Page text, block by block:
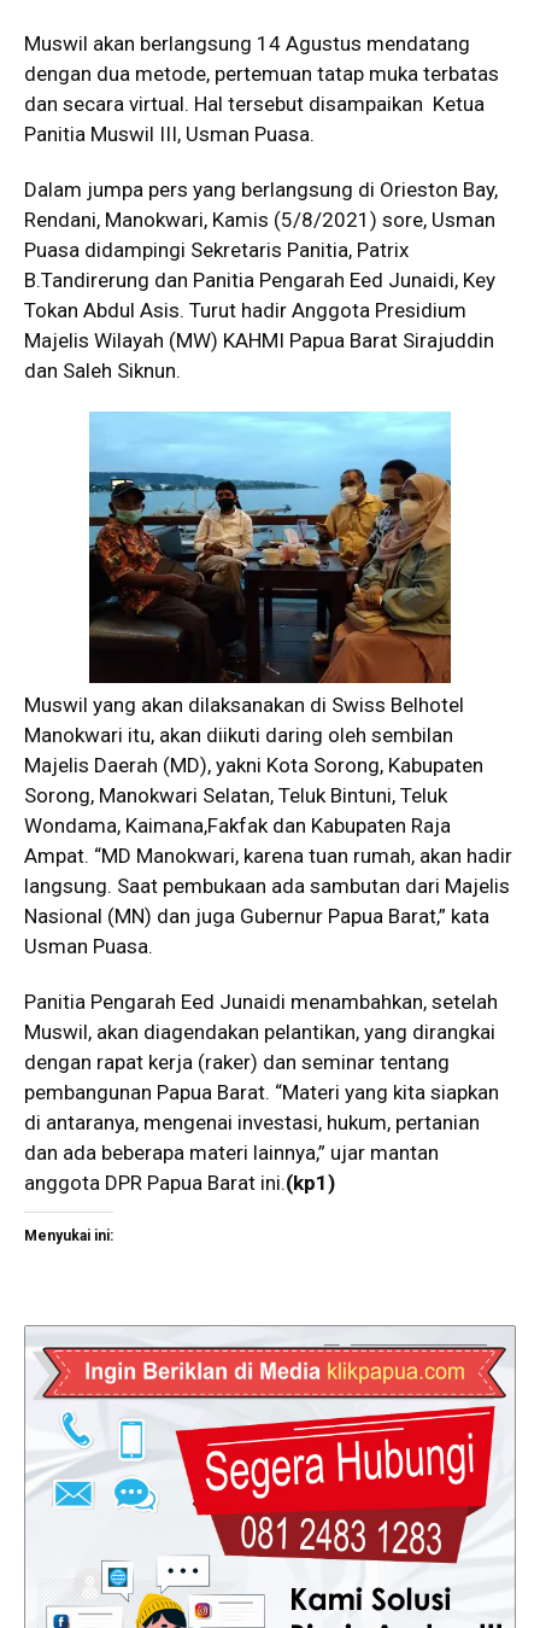
Muswil akan berlangsung 14 Agustus mendatang
dengan dua metode, pertemuan tatap muka terbatas
dan secara virtual. Hal tersebut disampaikan Ketua
Panitia Muswil III, Usman Puasa.
Dalam jumpa pers yang berlangsung di Orieston Bay,
Rendani, Manokwari, Kamis (5/8/2021) sore, Usman
Puasa didampingi Sekretaris Panitia, Patrix
B.Tandirerung dan Panitia Pengarah Eed Junaidi, Key
Tokan Abdul Asis. Turut hadir Anggota Presidium
Majelis Wilayah (MW) KAHMI Papua Barat Sirajuddin
dan Saleh Siknun.
Muswil yang akan dilaksanakan di Swiss Belhotel
Manokwari itu, akan diikuti daring oleh sembilan
Majelis Daerah (MD), yakni Kota Sorong, Kabupaten
Sorong, Manokwari Selatan, Teluk Bintuni, Teluk
Wondama, Kaimana,Fakfak dan Kabupaten Raja
Ampat. “MD Manokwari, karena tuan rumah, akan hadir
langsung. Saat pembukaan ada sambutan dari Majelis
Nasional (MN) dan juga Gubernur Papua Barat,” kata
Usman Puasa.
Panitia Pengarah Eed Junaidi menambahkan, setelah
Muswil, akan diagendakan pelantikan, yang dirangkai
dengan rapat kerja (raker) dan seminar tentang
pembangunan Papua Barat. “Materi yang kita siapkan
di antaranya, mengenai investasi, hukum, pertanian
dan ada beberapa materi lainnya,” ujar mantan
anggota DPR Papua Barat ini.(kp1)
Menyukai ini: